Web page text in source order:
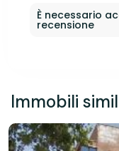
È necessario
recensione
Immobili